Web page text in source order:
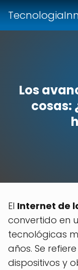
Los
cosas:
El Internet de
convertido en
tecnológicas
años. Se
dispositivos y